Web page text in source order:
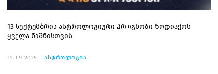
13 სექტემბრის ასტროლოგიური პროგნოზი ზოდიაქოს
ყველა ნიშნისთვის
12. 09. 2025 ასტროლოგია